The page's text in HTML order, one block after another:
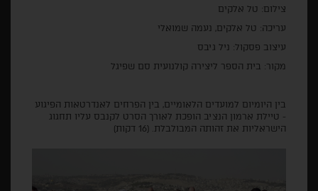
צילום: טל אלקים
עריכה: טל אלקים, נעמה שמואלי
עיצוב פסקול: ניל גיבס
מקור: בית הספר ליצירה קולנועית סם שפיגל
בין היומיום למועדים הלאומיים, בין הפרחים לאנדרטאות הפיגוע
- טיילת ארמון הנציב הופכת לאורך הסרט לקנבס עליו תחגוג
הישראליות את זהותה המבולבלת. (16 דקות)